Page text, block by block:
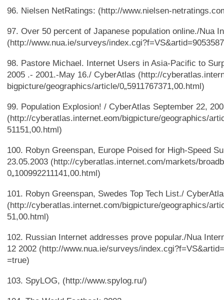
96. Nielsen NetRatings: (http://www.nielsen-
97. Over 50 percent of Japanese population online./Nua
(http://www.nua.ie/surveys/
98. Pastore Michael. Internet Users in Asia-Pacific to
2005 .- 2001.-May 16./ CyberAtlas (http://
bigpicture/geographics/article/0„5911767371,00.html)
99. Population Explosion! / CyberAtlas September 22,
(http://cyberatlas.internet.eom/bigpicture/geographics/
51151,00.html)
100. Robyn Greenspan, Europe Poised for High-Speed
23.05.2003 (http://cyberatlas.internet.com/markets/
0„100992211141,00.html)
101. Robyn Greenspan, Swedes Top Tech List./
(http://cyberatlas.internet.com/bigpicture/geographics/
51,00.html)
102. Russian Internet addresses prove popular./Nua
12 2002 (http://www.nua.ie/surveys/
=true)
103. SpyLOG, (http://www.spylog.ru/)